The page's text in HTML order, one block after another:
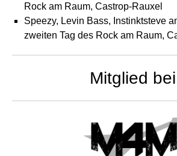
Rock am Raum, Castrop-Rauxel
Speezy, Levin Bass, Instinktsteve
zweiten Tag des Rock am Raum,
Mitglied